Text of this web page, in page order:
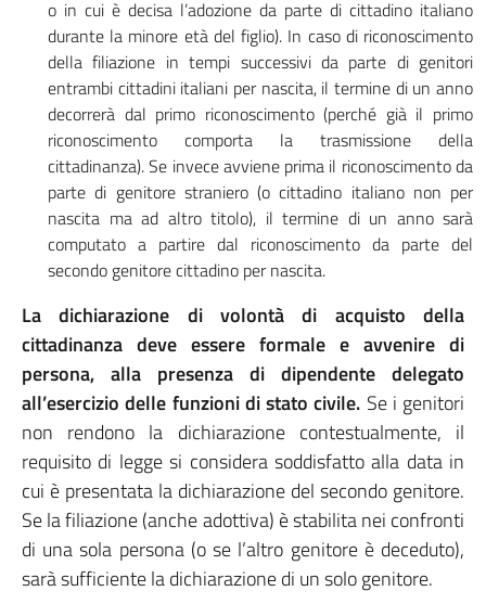
o in cui è decisa l’adozione da parte di cittadino italiano
durante la minore età del figlio). In caso di riconoscimento
della filiazione in tempi successivi da parte di genitori
entrambi cittadini italiani per nascita, il termine di un anno
decorrerà dal primo riconoscimento (perché già il primo
riconoscimento comporta la trasmissione della
cittadinanza). Se invece avviene prima il riconoscimento da
parte di genitore straniero (o cittadino italiano non per
nascita ma ad altro titolo), il termine di un anno sarà
computato a partire dal riconoscimento da parte del
secondo genitore cittadino per nascita.
La dichiarazione di volontà di acquisto della
cittadinanza deve essere formale e avvenire di
persona, alla presenza di dipendente delegato
all’esercizio delle funzioni di stato civile. Se i genitori
non rendono la dichiarazione contestualmente, il
requisito di legge si considera soddisfatto alla data in
cui è presentata la dichiarazione del secondo genitore.
Se la filiazione (anche adottiva) è stabilita nei confronti
di una sola persona (o se l’altro genitore è deceduto),
sarà sufficiente la dichiarazione di un solo genitore.